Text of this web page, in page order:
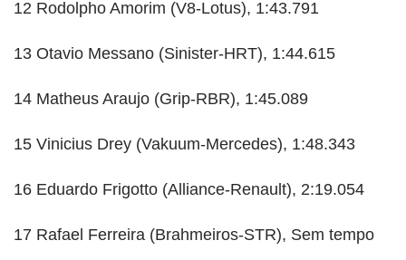
12 Rodolpho Amorim (V8-Lotus), 1:43.791
13 Otavio Messano (Sinister-HRT), 1:44.615
14 Matheus Araujo (Grip-RBR), 1:45.089
15 Vinicius Drey (Vakuum-Mercedes), 1:48.343
16 Eduardo Frigotto (Alliance-Renault), 2:19.054
17 Rafael Ferreira (Brahmeiros-STR), Sem tempo